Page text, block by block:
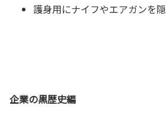
護身用にナイフやエアガンを
企業の黒歴史編